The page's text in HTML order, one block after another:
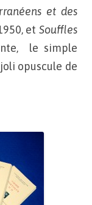
et des
et Souffles
le simple
opuscule de